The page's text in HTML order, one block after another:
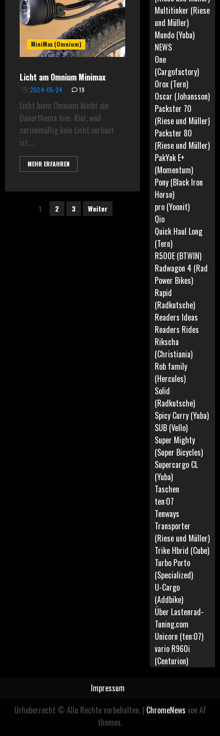
MiniMax (Omnium)
Licht am Omnium Minimax
2024-05-24 19
Licht beim Omnium bleibt ein
Dauerthema hier. Klar, weil
serienmäßig kein Licht verbaut
ist,...
MEHR ERFAHREN
Seitennummerierung
1 2 3 Weiter
Multitinker (Riese
und Müller)
Mundo (Yuba)
NEWS
One
(Cargofactory)
Orox (Tern)
Oscar (Johansson)
Packster 70
(Riese und Müller)
Packster 80
(Riese und Müller)
PakYak E+
(Momentum)
Pony (Black Iron
Horse)
pro (Yoonit)
Qio
Quick Haul Long
(Tern)
R500E (BTWIN)
Radwagon 4 (Rad
Power Bikes)
Rapid
(Radkutsche)
Readers Ideas
Readers Rides
Rikscha
(Christiania)
Rob family
(Hercules)
Solid
(Radkutsche)
Spicy Curry (Yuba)
SUB (Vello)
Super Mighty
(Super Bicycles)
Supercargo CL
(Yuba)
Taschen
ten:07
Tenways
Transporter
(Riese und Müller)
Trike Hbrid (Cube)
Turbo Porto
(Specialized)
U-Cargo
(Addbike)
Über Lastenrad-
Tuning.com
Unicorn (ten:07)
vario R960i
(Centurion)
Impressum
Urheberrecht © Alle Rechte vorbehalten. | ChromeNews von AF
themes.